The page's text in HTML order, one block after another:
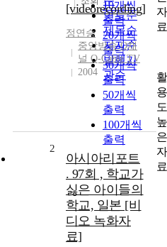
연도순
제목순
저자순
발행기
관순
10개씩
출력
20개씩
출력
30개씩
출력
50개씩
출력
100개씩
출력
[videorecording]
정연승
중앙방송 Q채
널 Q-Cable TV
2004
2
아시아리포트
. 97회 , 학교가
싫은 아이들의
학교, 일본 [비
디오 녹화자
료]
자
료
활
용
도
높
은
자
료